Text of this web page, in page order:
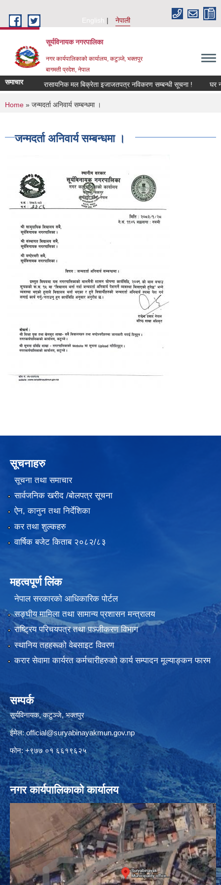
English
नेपाली
सूर्यविनायक नगरपालिका
नगर कार्यपालिकाको कार्यालय, कटुञ्जे, भक्तपुर
बागमती प्रदेश, नेपाल
समाचार रासायनिक मल बिक्रेता इजाजतपत्र नविकरण सम्बन्धी सूचना ! घर
You are here
Home » जन्मदर्ता अनिवार्य सम्बन्धमा ।
जन्मदर्ता अनिवार्य सम्बन्धमा ।
सूचनाहरु
सूचना तथा समाचार
सार्वजनिक खरीद /बोलपत्र सूचना
ऐन, कानुन तथा निर्देशिका
कर तथा शुल्कहरु
वार्षिक बजेट किताब २०८२/८३
महत्वपूर्ण लिंक
नेपाल सरकारको आधिकारिक पोर्टल
सङ्‍घीय मामिला तथा सामान्य प्रशासन मन्त्रालय
राष्ट्रिय परिचयपत्र तथा पञ्जीकरण विभाग
स्थानिय तहहरूको वेबसाइट विवरण
करार सेवामा कार्यरत कर्मचारीहरुको कार्य सम्पादन मूल्याङ्कन फारम
सम्पर्क
सूर्यविनायक, कटुञ्जे, भक्तपुर
ईमेल:official@suryabinayakmun.gov.np
फोन: +९७७ ०१ ६६१९६२५
नगर कार्यपालिकाको कार्यालय